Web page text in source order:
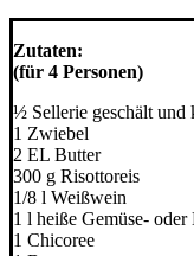
Zutaten:
(für 4 Personen)
½ Sellerie geschält und
1 Zwiebel
2 EL Butter
300 g Risottoreis
1/8 l Weißwein
1 l heiße Gemüse-
1 Chicoree